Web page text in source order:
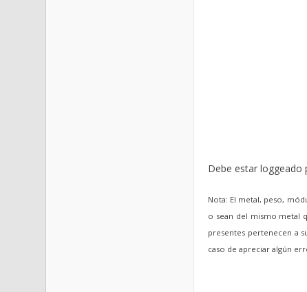
Debe estar loggeado
Nota: El metal, peso,
o sean del mismo metal
presentes pertenecen a
caso de apreciar algún